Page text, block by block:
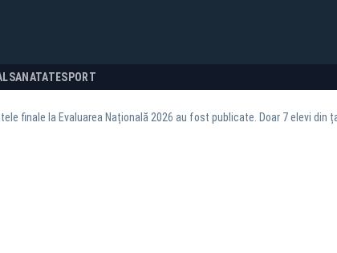
SANATATESPORT
finale la Evaluarea Națională 2026 au fost publicate. Doar 7 elevi